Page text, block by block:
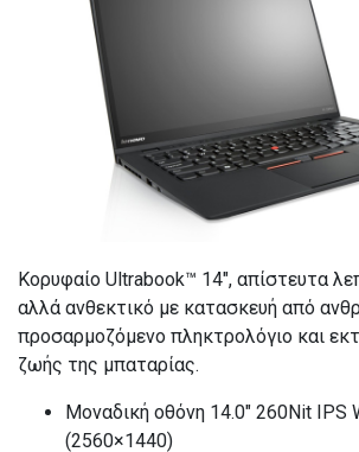
Κορυφαίο Ultrabook™ 14″, απίστευτα
αλλά ανθεκτικό με κατασκευή από
προσαρμοζόμενο πληκτρολόγιο και
ζωής της μπαταρίας.
Μοναδική οθόνη 14.0″ 260Nit IPS
(2560×1440)